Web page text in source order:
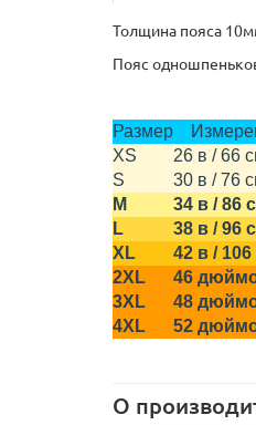
Толщина пояса
Пояс
Размер
XS
26 в / 66
S
30 в / 76
M
34 в / 86
L
38 в / 96
XL
42 в /
2XL
3XL
4XL
46
48
52
О